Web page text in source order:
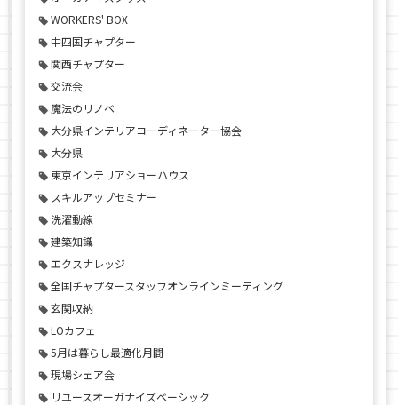
WORKERS' BOX
中四国チャプター
関西チャプター
交流会
魔法のリノベ
大分県インテリアコーディネーター協会
大分県
東京インテリアショーハウス
スキルアップセミナー
洗濯動線
建築知識
エクスナレッジ
全国チャプタースタッフオンラインミーティング
玄関収納
LOカフェ
5月は暮らし最適化月間
現場シェア会
リユースオーガナイズベーシック